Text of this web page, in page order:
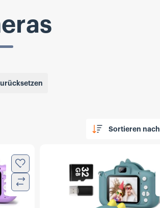
Sortieren nach
Zur Wunschliste hinzufügen
Vergleichen